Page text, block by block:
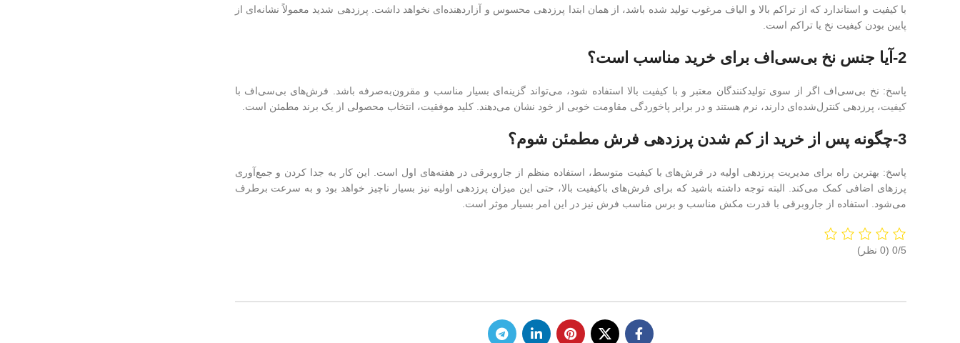
با کیفیت و استاندارد که از تراکم بالا و الیاف مرغوب تولید شده باشد، از همان ابتدا پرزدهی محسوس و آزاردهنده‌ای نخواهد داشت. پرزدهی شدید معمولاً نشانه‌ای از
پایین بودن کیفیت نخ یا تراکم است.
2-آیا جنس نخ بی‌سی‌اف برای خرید مناسب است؟
پاسخ: نخ بی‌سی‌اف اگر از سوی تولیدکنندگان معتبر و با کیفیت بالا استفاده شود، می‌تواند گزینه‌ای بسیار مناسب و مقرون‌به‌صرفه باشد. فرش‌های بی‌سی‌اف با
کیفیت، پرزدهی کنترل‌شده‌ای دارند، نرم هستند و در برابر پاخوردگی مقاومت خوبی از خود نشان می‌دهند. کلید موفقیت، انتخاب محصولی از یک برند مطمئن است.
3-چگونه پس از خرید از کم شدن پرزدهی فرش مطمئن شوم؟
پاسخ: بهترین راه برای مدیریت پرزدهی اولیه در فرش‌های با کیفیت متوسط، استفاده منظم از جاروبرقی در هفته‌های اول است. این کار به جدا کردن و جمع‌آوری
پرزهای اضافی کمک می‌کند. البته توجه داشته باشید که برای فرش‌های باکیفیت بالا، حتی این میزان پرزدهی اولیه نیز بسیار ناچیز خواهد بود و به سرعت برطرف
می‌شود. استفاده از جاروبرقی با قدرت مکش مناسب و برس مناسب فرش نیز در این امر بسیار موثر است.
‫0/5